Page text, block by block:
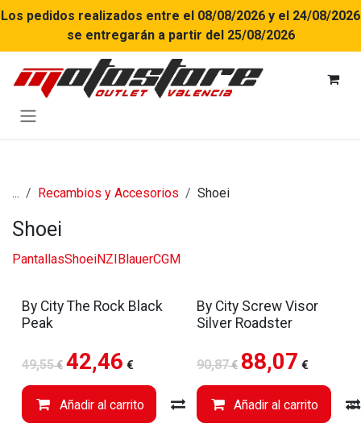
Ir al contenido
Los pedidos realizados entre el 08/08/2026 y el 24/08/2026
se entregarán a partir del 25/08/2026
... Recambios y Accesorios Shoei
Shoei
PantallasShoeiNZIBlauerCGM
By City The Rock Black
Peak
49,55€ 42,46 €
Añadir al carrito Compare Añadir a
By City Screw Visor
Silver Roadster
90,87€ 88,07 €
Añadir al carrito